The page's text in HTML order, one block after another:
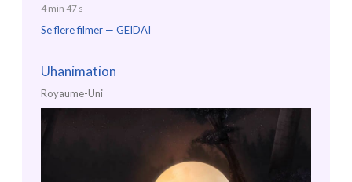
4 min 47 s
Se flere filmer — GEIDAI
Uhanimation
Royaume-Uni